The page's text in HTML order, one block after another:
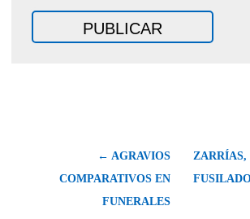
← AGRAVIOS
COMPARATIVOS EN
FUNERALES
ZARRÍAS,